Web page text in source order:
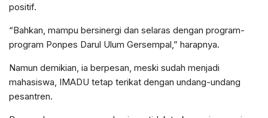
positif.
“Bahkan, mampu bersinergi dan selaras dengan program-
program Ponpes Darul Ulum Gersempal,” harapnya.
Namun demikian, ia berpesan, meski sudah menjadi
mahasiswa, IMADU tetap terikat dengan undang-undang
pesantren.